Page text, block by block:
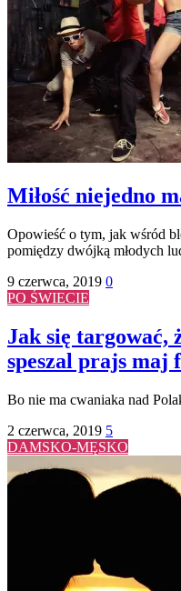
Miłość niejedno
Opowieść o tym, jak wśród
pomiędzy dwójką młodych
9 czerwca, 2019 0
PO ŚWIECIE
Jak się targować,
speszal prajs
Bo nie ma cwaniaka nad
2 czerwca, 2019 5
DAMSKO-MĘSKO